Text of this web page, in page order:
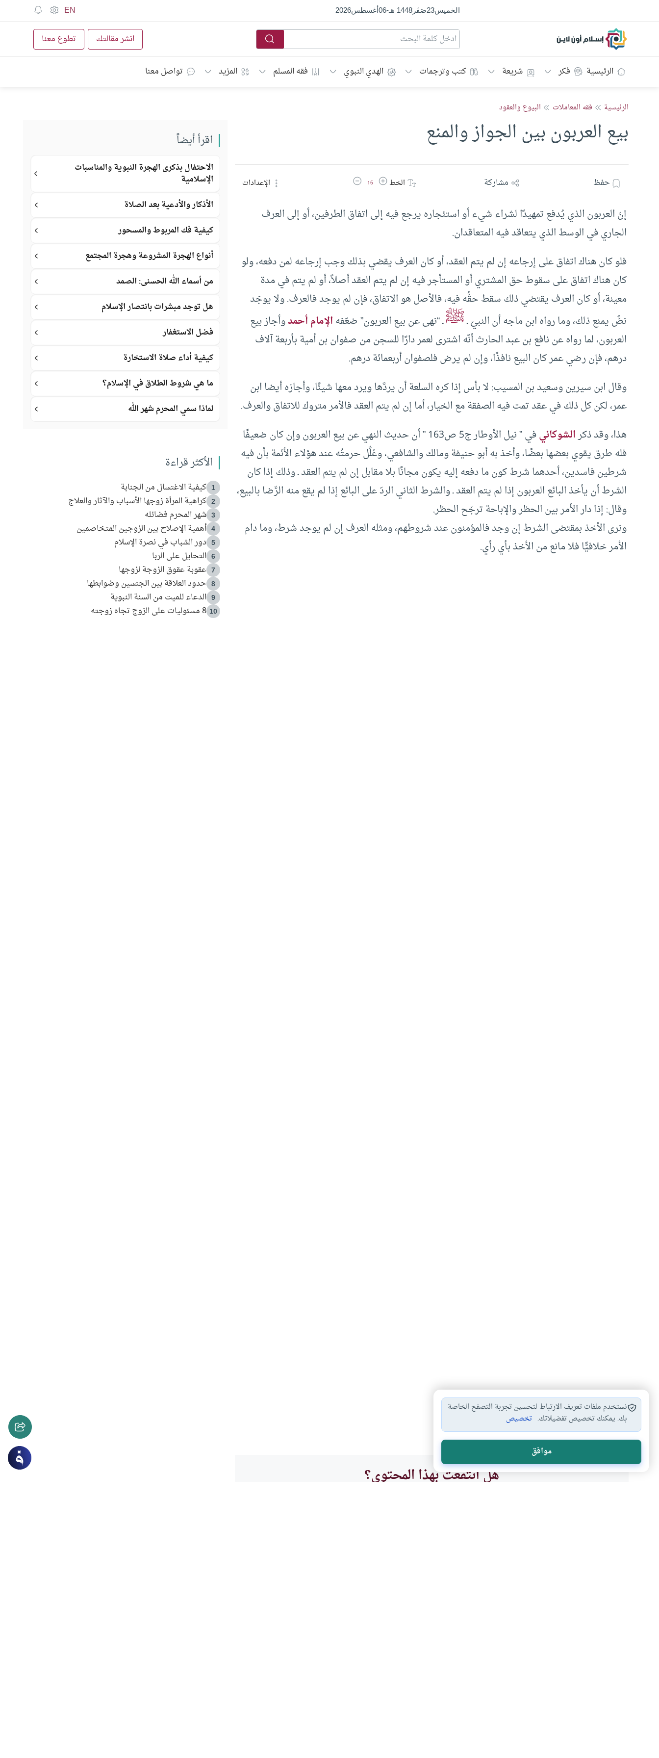
الخميس23صَفَر1448 هـ -
06أغسطس2026
EN
إسلام أون لاين انشر مقالتك تطوع معنا
الرئيسية فكر شريعة كتب وترجمات الهدي النبوي فقه المسلم المزيد تواصل معنا
الرئيسية فقه المعاملات البيوع والعقود
بيع العربون بين الجواز والمنع
حفظ مشاركة الخطزيادة حجم الخط
16 تقليل حجم الخط الإعدادات
إنّ العربون الذي يُدفع تمهيدًا لشراء شيء أو استئجاره يرجع فيه إلى اتفاق الطرفين، أو إلى العرف
الجاري في الوسط الذي يتعاقد فيه المتعاقدان.
فلو كان هناك اتفاق على إرجاعه إن لم يتم العقد، أو كان العرف يقضي بذلك وجب إرجاعه لمن دفعه، ولو
كان هناك اتفاق على سقوط حق المشتري أو المستأجر فيه إن لم يتم العقد أصلاً، أو لم يتم في مدة
معينة، أو كان العرف يقتضي ذلك سقط حقُّه فيه، فالأصل هو الاتفاق، فإن لم يوجد فالعرف. ولا يوجَد
نصٌّ يمنع ذلك، وما رواه ابن ماجه أن النبيّ ـﷺـ “نهى عن بيع العربون” ضعّفهالإمام أحمدوأجاز بيع
العربون، لما رواه عن نافع بن عبد الحارث أنّه اشترى لعمر دارًا للسجن من صفوان بن أمية بأربعة آلاف
درهم، فإن رضي عمر كان البيع نافذًا، وإن لم يرض فلصفوان أربعمائة درهم.
وقال ابن سيرين وسعيد بن المسيب: لا بأس إذا كره السلعة أن يردَّها ويرد معها شيئًا، وأجازه أيضا ابن
عمر، لكن كل ذلك في عقد تمت فيه الصفقة مع الخيار، أما إن لم يتم العقد فالأمر متروك للاتفاق والعرف.
هذا، وقد ذكرالشوكاني
في ” نيل الأوطار ج5 ص163 ” أن حديث النهي عن بيع العربون وإن كان ضعيفًا
فله طرق يقوي بعضها بعضًا، وأخذ به أبو حنيفة ومالك والشافعي، وعُلِّل حرمتُه عند هؤلاء الأئمة بأن فيه
شرطين فاسدين، أحدهما شرط كون ما دفعه إليه يكون مجانًا بلا مقابل إن لم يتم العقد ـ وذلك إذا كان
الشرط أن يأخذ البائع العربون إذا لم يتم العقد ـ والشرط الثاني الردّ على البائع إذا لم يقع منه الرِّضا بالبيع،
وقال: إذا دار الأمر بين الحظر والإباحة ترجّح الحظر.
ونرى الأخذ بمقتضى الشرط إن وجد فالمؤمنون عند شروطهم، ومثله العرف إن لم يوجد شرط، وما دام
الأمر خلافيًّا فلا مانع من الأخذ بأي رأي.
هل انتفعت بهذا المحتوى؟
اقرأ أيضاً
الاحتفال بذكرى الهجرة النبوية والمناسبات
الإسلامية
الأذكار والأدعية بعد الصلاة
كيفية فك المربوط والمسحور
أنواع الهجرة المشروعة وهجرة المجتمع
من أسماء الله الحسنى: الصمد
هل توجد مبشرات بانتصار الإسلام
فضل الاستغفار
كيفية أداء صلاة الاستخارة
ما هي شروط الطلاق في الإسلام؟
لماذا سمي المحرم شهر الله
الأكثر قراءة
1 كيفية الاغتسال من الجنابة
2 كراهية المرأة زوجها الأسباب والآثار والعلاج
3 شهر المحرم فضائله
4 أهمية الإصلاح بين الزوجين المتخاصمين
5 دور الشباب في نصرة الإسلام
6 التحايل على الربا
7 عقوبة عقوق الزوجة لزوجها
8 حدود العلاقة بين الجنسين وضوابطها
9 الدعاء للميت من السنة النبوية
10 8 مسئوليات على الزوج تجاه زوجته
نستخدم ملفات تعريف الارتباط لتحسين تجربة التصفح الخاصة
بك. يمكنك تخصيص تفضيلاتك. تخصيص
موافق